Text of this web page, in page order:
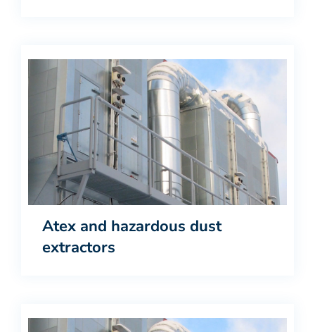
Atex and hazardous dust
extractors